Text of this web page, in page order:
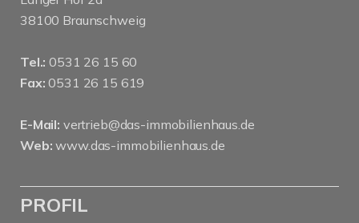
38100 Braunschweig
Tel.: 0531 26 15 60
Fax: 0531 26 15 619
E-Mail: vertrieb@das-immobilienhaus.de
Web: www.das-immobilienhaus.de
PROFIL